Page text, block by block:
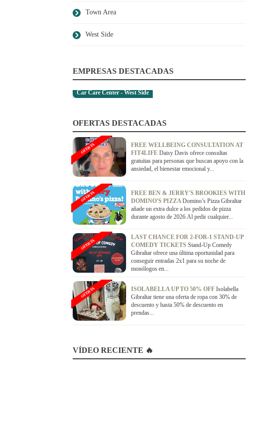
Town Area
West Side
EMPRESAS DESTACADAS
Car Care Center - West Side
OFERTAS DESTACADAS
FREE WELLBEING CONSULTATION AT
FIT4LIFE Daisy Davis ofrece consultas
gratuitas para personas que buscan apoyo con la
ansiedad, el bienestar emocional y...
OFERTA
FREE BEN & JERRY'S BROOKIES WITH
DOMINO'S PIZZADomino’s Pizza Gibraltar
añade un extra dulce a los pedidos de pizza
durante agosto de 2026.Al pedir cualquier...
OFERTA
LAST CHANCE FOR 2-FOR-1 STAND-UP
COMEDY TICKETS Stand-Up Comedy
Gibraltar ofrece una última oportunidad para
conseguir entradas 2x1 para su noche de
monólogos en...
OFERTA
ISOLABELLA UP TO 50% OFF Isolabella
Gibraltar tiene una oferta de ropa con 30% de
descuento y hasta 50% de descuento en
prendas...
OFERTA
VÍDEO RECIENTE 🔥